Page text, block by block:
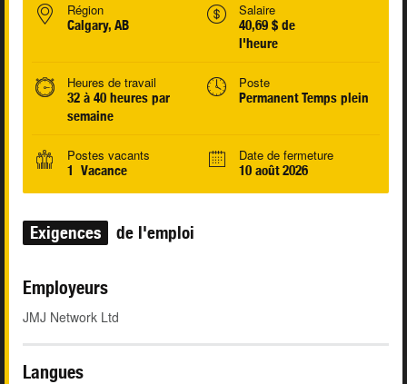
Région
Calgary, AB
Salaire
40,69 $ de
l'heure
Heures de travail
32 à 40 heures par
semaine
Poste
Permanent Temps plein
Postes vacants
1 Vacance
Date de fermeture
10 août 2026
Exigences de l'emploi
Employeurs
JMJ Network Ltd
Langues